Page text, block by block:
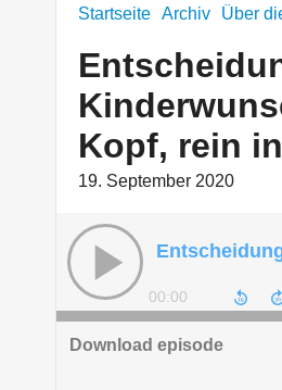
Startseite Archiv Über
Kopf, rein
19. September 2020
00:00
Download episode